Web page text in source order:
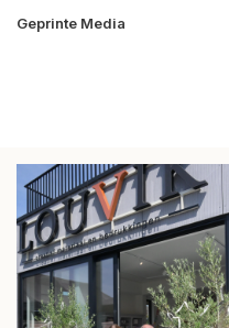
Geprinte Media